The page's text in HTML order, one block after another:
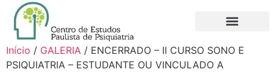
Início / GALERIA / ENCERRADO – II CURSO SONO E
PSIQUIATRIA – ESTUDANTE OU VINCULADO A